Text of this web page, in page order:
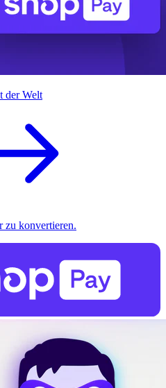
der Welt
zu konvertieren.